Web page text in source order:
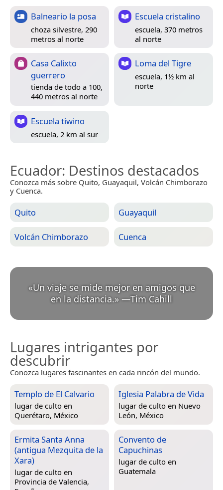
Balneario la posa
choza silvestre, 290
metros al norte
Escuela cristalino
escuela, 370 metros
al norte
Casa Calixto
guerrero
tienda de todo a 100,
440 metros al norte
Loma del Tigre
escuela, 1½ km al
norte
Escuela tiwino
escuela, 2 km al sur
Ecuador: Destinos destacados
Conozca más sobre Quito, Guayaquil, Volcán Chimborazo
y Cuenca.
Quito Guayaquil
Volcán Chimborazo Cuenca
«Un viaje se mide mejor en amigos que
en la distancia.» —Tim Cahill
Lugares intrigantes por
descubrir
Conozca lugares fascinantes en cada rincón del mundo.
Templo de El Calvario
lugar de culto en
Querétaro, México
Iglesia Palabra de Vida
lugar de culto en Nuevo
León, México
Ermita Santa Anna
(antigua Mezquita de la
Xara)
lugar de culto en
Provincia de Valencia,
Convento de
Capuchinas
lugar de culto en
Guatemala